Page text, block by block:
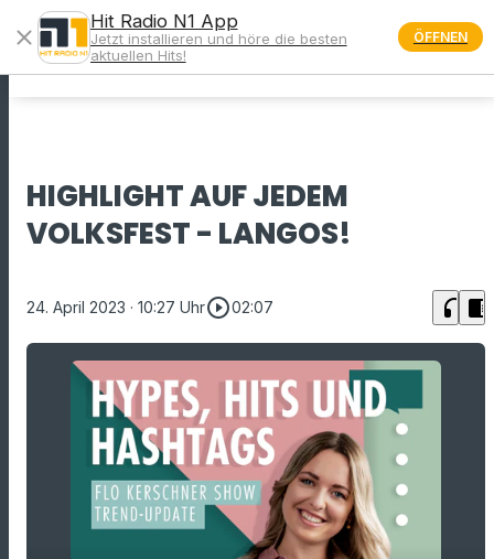
menu
HIGHLIGHT AUF JEDEM
VOLKSFEST - LANGOS!
24. April 2023 · 10:27 Uhrplay_circle_outline02:07 headphones chrome_reader_mode
close
Hit Radio N1 App
Jetzt installieren und höre die besten
aktuellen Hits!
ÖFFNEN